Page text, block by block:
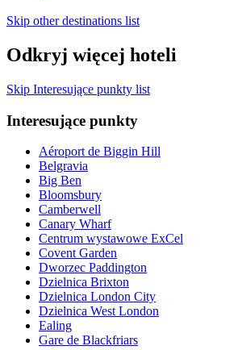
Skip other destinations list
Odkryj więcej hoteli
Skip Interesujące punkty list
Interesujące punkty
Aéroport de Biggin Hill
Belgravia
Big Ben
Bloomsbury
Camberwell
Canary Wharf
Centrum wystawowe ExCel
Covent Garden
Dworzec Paddington
Dzielnica Brixton
Dzielnica London City
Dzielnica West London
Ealing
Gare de Blackfriars